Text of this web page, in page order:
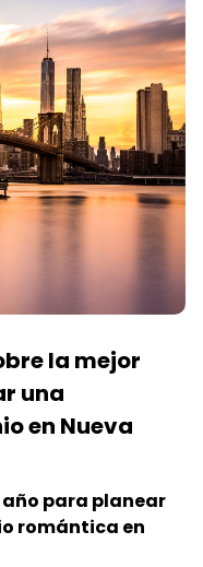
la mejor
una
en Nueva
año para planear
romántica en